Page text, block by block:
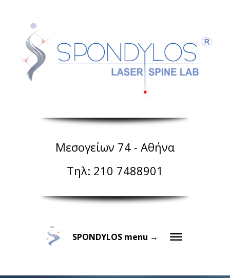
Μεσογείων 74 - Αθήνα
Τηλ: 210 7488901
SPONDYLOS menu →